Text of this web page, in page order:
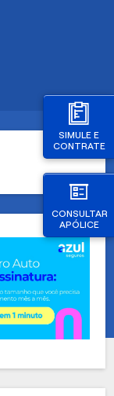
SIMULE E
CONTRATE
CONSULTAR
APÓLICE